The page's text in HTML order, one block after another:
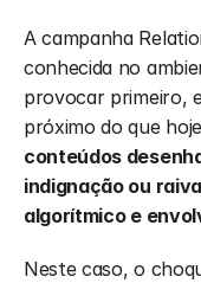
A campanha
conhecida no
provocar primeiro,
próximo do que
conteúdos
indignação ou
algorítmico e
Neste caso, o